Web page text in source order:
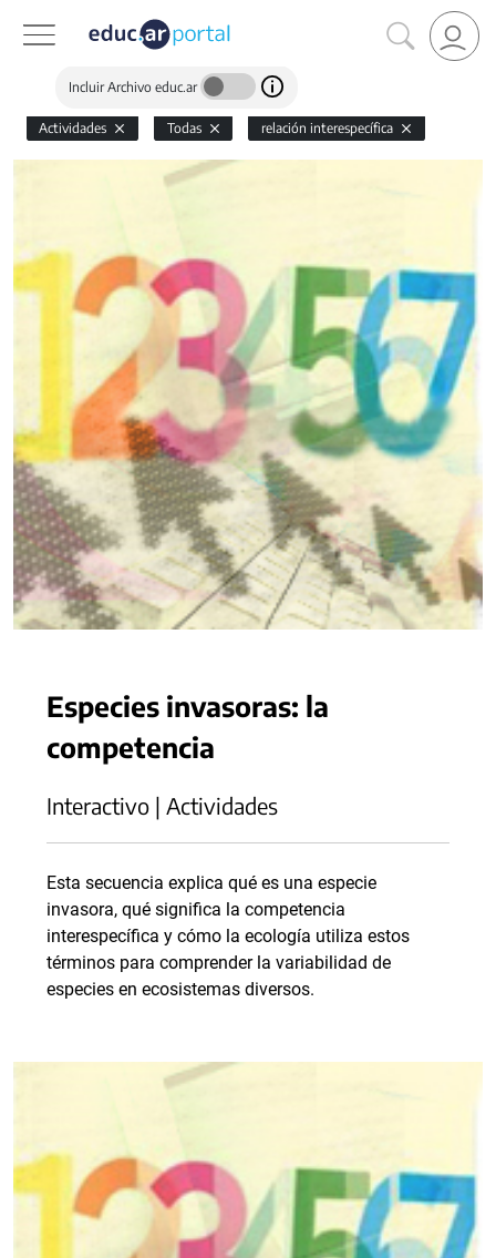
Incluir Archivo educ.ar
Actividades Todas relación interespecífica
Especies invasoras: la
competencia
Interactivo | Actividades
Esta secuencia explica qué es una especie
invasora, qué significa la competencia
interespecífica y cómo la ecología utiliza estos
términos para comprender la variabilidad de
especies en ecosistemas diversos.